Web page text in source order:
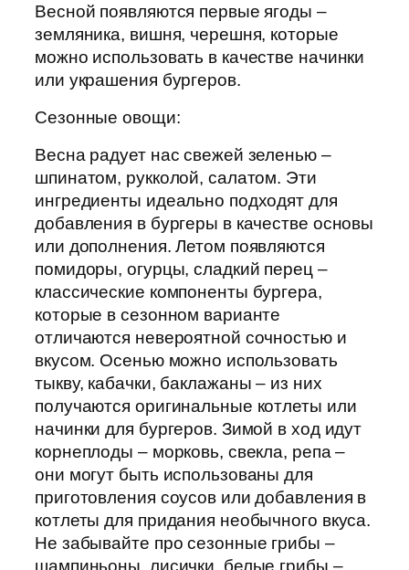
Весной появляются первые ягоды –
земляника, вишня, черешня, которые
можно использовать в качестве начинки
или украшения бургеров.
Сезонные овощи:
Весна радует нас свежей зеленью –
шпинатом, рукколой, салатом. Эти
ингредиенты идеально подходят для
добавления в бургеры в качестве основы
или дополнения. Летом появляются
помидоры, огурцы, сладкий перец –
классические компоненты бургера,
которые в сезонном варианте
отличаются невероятной сочностью и
вкусом. Осенью можно использовать
тыкву, кабачки, баклажаны – из них
получаются оригинальные котлеты или
начинки для бургеров. Зимой в ход идут
корнеплоды – морковь, свекла, репа –
они могут быть использованы для
приготовления соусов или добавления в
котлеты для придания необычного вкуса.
Не забывайте про сезонные грибы –